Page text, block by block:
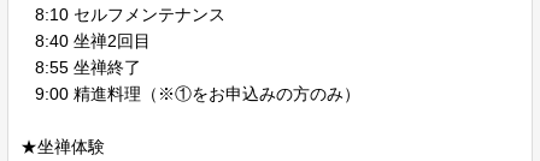
8:10 セルフメンテナンス
8:40 坐禅2回目
8:55 坐禅終了
9:00 精進料理（※①をお申込みの方のみ）
★坐禅体験